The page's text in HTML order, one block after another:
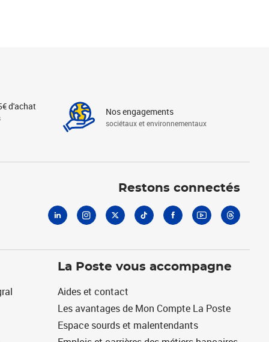
d'achat Nos engagements
sociétaux et environnementaux
Restons connectés
La Poste vous accompagne
Aides et contact
Les avantages de Mon Compte La Poste
Espace sourds et malentendants